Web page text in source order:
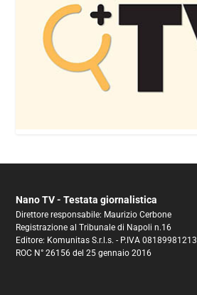
Nano TV - Testata giornalistica
Direttore responsabile: Maurizio Cerbone
Registrazione al Tribunale di Napoli n.16
Editore: Komunitas S.r.l.s. - P.IVA 08189981213
ROC N° 26156 del 25 gennaio 2016